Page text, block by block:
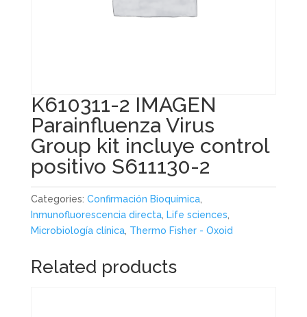
K610311-2 IMAGEN
Parainfluenza Virus
Group kit incluye control
positivo S611130-2
Categories: Confirmación Bioquímica,
Inmunofluorescencia directa, Life sciences,
Microbiología clínica, Thermo Fisher - Oxoid
Related products